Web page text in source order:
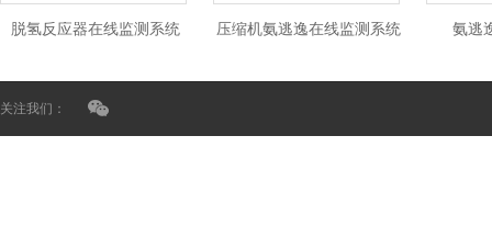
脱氢反应器在线监测系统 压缩机氨逃逸在线监测系统 氨逃
关注我们：